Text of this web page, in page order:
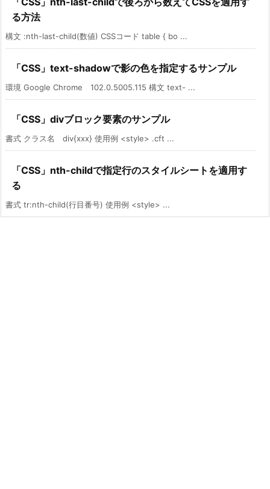
る方法
構文 :nth-last-child(数値) CSSコード table { bo ...
「CSS」text-shadowで影の色を指定するサンプル
環境 Google Chrome 102.0.5005.115 構文 text- ...
「CSS」divブロック要素のサンプル
書式 クラス名 div{xxx} 使用例 <style> .cft ...
「CSS」nth-childで指定行のスタイルシートを適用す
る
書式 tr:nth-child(行目番号) 使用例 <style> ...